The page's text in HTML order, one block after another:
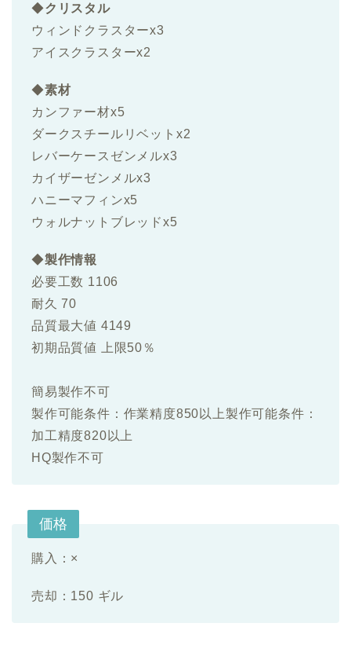
◆クリスタル
ウィンドクラスターx3
アイスクラスターx2
◆素材
カンファー材x5
ダークスチールリベットx2
レバーケースゼンメルx3
カイザーゼンメルx3
ハニーマフィンx5
ウォルナットブレッドx5
◆製作情報
必要工数 1106
耐久 70
品質最大値 4149
初期品質値 上限50％
簡易製作不可
製作可能条件：作業精度850以上製作可能条件：
加工精度820以上
HQ製作不可
価格
購入：×
売却：150 ギル